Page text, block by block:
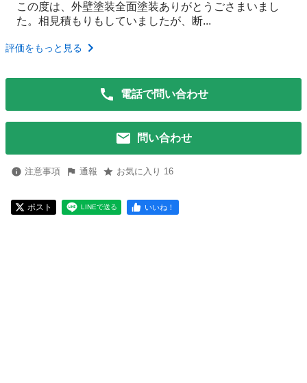
この度は、外壁塗装全面塗装ありがとうごさまいまし
た。相見積もりもしていましたが、断...
評価をもっと見る
電話で問い合わせ
問い合わせ
注意事項 通報 お気に入り 16
ポスト LINEで送る いいね！